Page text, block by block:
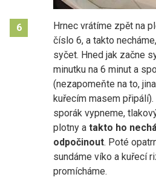
6
Hrnec vrátíme zpět na
číslo 6, a takto
syčet. Hned jak začne
minutku na 6 minut a
(nezapomeňte na to,
kuřecím masem
sporák vypneme,
plotny a takto ho
odpočinout. Poté
sundáme víko a kuřecí
promícháme.